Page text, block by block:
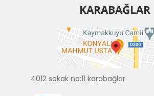
KARABAĞLAR
4012 sokak no:11 karabağlar